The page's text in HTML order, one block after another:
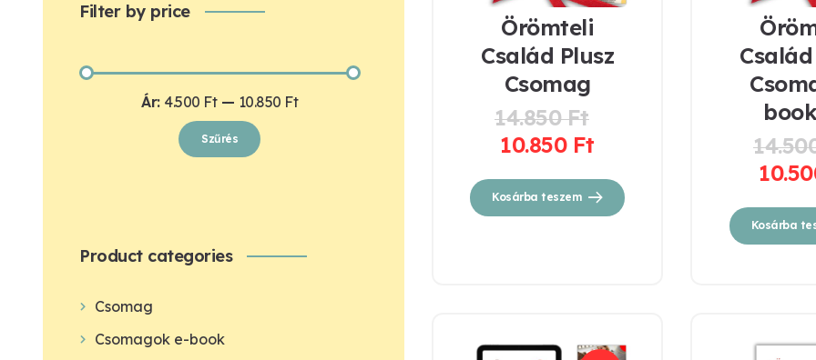
Örömteli
Család Plusz
Csomag
14.850Ft
14.850 Ft.
10.850 Ft
is:
10.850 Ft.
Kosárba teszem
Kosárba
Filter by price
Min
Max
Szűrés
Ár: 4.500 Ft— 10.850 Ft
Product categories
Csomag
Csomagok e-book